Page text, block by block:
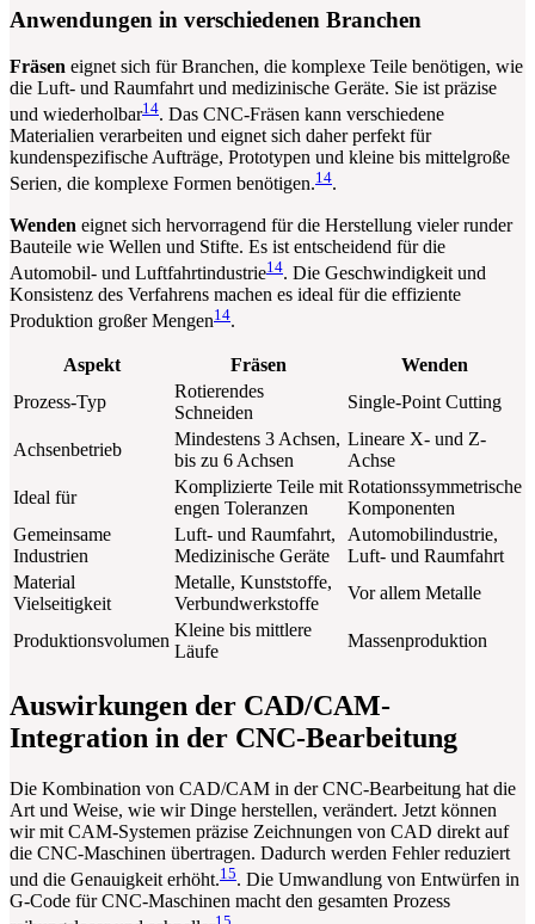
Anwendungen in verschiedenen Branchen
Fräsen eignet sich für Branchen, die komplexe Teile benötigen, wie
die Luft- und Raumfahrt und medizinische Geräte. Sie ist präzise
und wiederholbar14. Das CNC-Fräsen kann verschiedene
Materialien verarbeiten und eignet sich daher perfekt für
kundenspezifische Aufträge, Prototypen und kleine bis mittelgroße
Serien, die komplexe Formen benötigen.14.
Wenden eignet sich hervorragend für die Herstellung vieler runder
Bauteile wie Wellen und Stifte. Es ist entscheidend für die
Automobil- und Luftfahrtindustrie14. Die Geschwindigkeit und
Konsistenz des Verfahrens machen es ideal für die effiziente
Produktion großer Mengen14.
Aspekt Fräsen
Wenden
Prozess-Typ
Rotierendes
Schneiden
Single-Point Cutting
Achsenbetrieb
Mindestens 3 Achsen,
bis zu 6 Achsen
Lineare X- und Z-
Achse
Ideal für
Komplizierte Teile mit
engen Toleranzen
Rotationssymmetrische
Komponenten
Gemeinsame
Industrien
Luft- und Raumfahrt,
Medizinische Geräte
Automobilindustrie,
Luft- und Raumfahrt
Material
Vielseitigkeit
Metalle, Kunststoffe,
Verbundwerkstoffe
Vor allem Metalle
Produktionsvolumen
Kleine bis mittlere
Läufe
Massenproduktion
Auswirkungen der CAD/CAM-
Integration in der CNC-Bearbeitung
Die Kombination von CAD/CAM in der CNC-Bearbeitung hat die
Art und Weise, wie wir Dinge herstellen, verändert. Jetzt können
wir mit CAM-Systemen präzise Zeichnungen von CAD direkt auf
die CNC-Maschinen übertragen. Dadurch werden Fehler reduziert
und die Genauigkeit erhöht.15. Die Umwandlung von Entwürfen in
G-Code für CNC-Maschinen macht den gesamten Prozess